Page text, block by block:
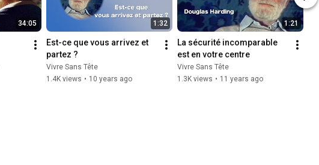
34:05 1:32
Est-ce que vous arrivez et
partez ?
Vivre Sans Tête
1.4K views • 10 years ago
1:21
La sécurité incomparable
est en votre centre
Vivre Sans Tête
1.3K views • 11 years ago